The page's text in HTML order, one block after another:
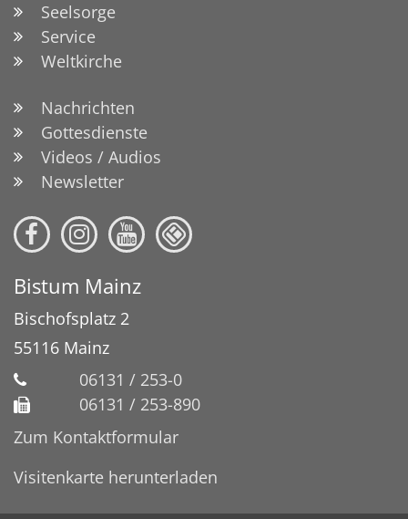
Seelsorge
Service
Weltkirche
Nachrichten
Gottesdienste
Videos / Audios
Newsletter
Bistum Mainz
Bischofsplatz 2
55116 Mainz
06131 / 253-0
06131 / 253-890
Zum Kontaktformular
Visitenkarte herunterladen